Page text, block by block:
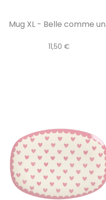
Mug XL - Belle comme
11,50 €